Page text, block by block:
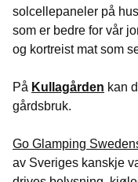
solcellepaneler på
som er bedre for vår
og kortreist mat som
På Kullagården kan
gårdsbruk.
Go Glamping
av Sveriges kanskje